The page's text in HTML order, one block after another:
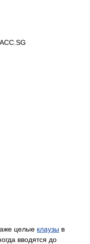
целые клаузы в
вводятся до